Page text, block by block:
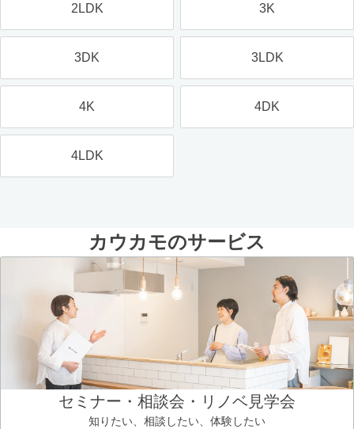
2LDK 3K
3DK 3LDK
4K 4DK
4LDK
カウカモのサービス
セミナー・相談会・リノベ見学会
知りたい、相談したい、体験したい